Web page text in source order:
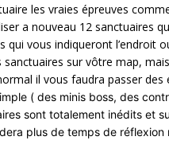
les vraies épreuves
a nouveau 12 sanctuaires
qui vous indiqueront l’endroit
sur vôtre map,
il vous faudra passer des
( des minis boss, des
sont totalement inédits et
plus de temps de réflexion